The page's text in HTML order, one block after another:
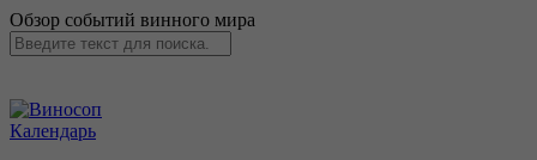
Обзор событий винного мира
Календарь